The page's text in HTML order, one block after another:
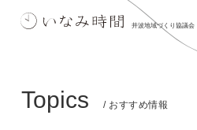
井波地域づくり協議会
Topics / おすすめ情報